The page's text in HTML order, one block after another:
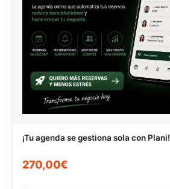
¡Tu agenda se gestiona sola con Plani!
270,00€